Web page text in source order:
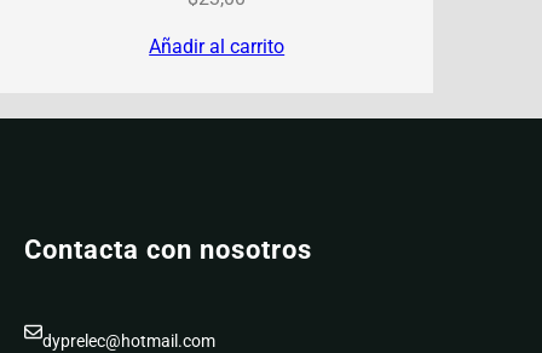
Añadir al carrito
Contacta con nosotros
dyprelec@hotmail.com